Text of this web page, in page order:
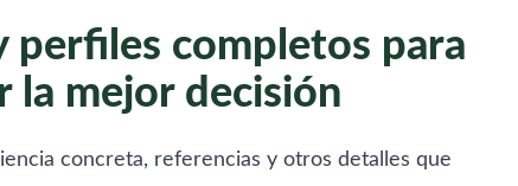
perfiles completos para
la mejor decisión
concreta, referencias y otros detalles que